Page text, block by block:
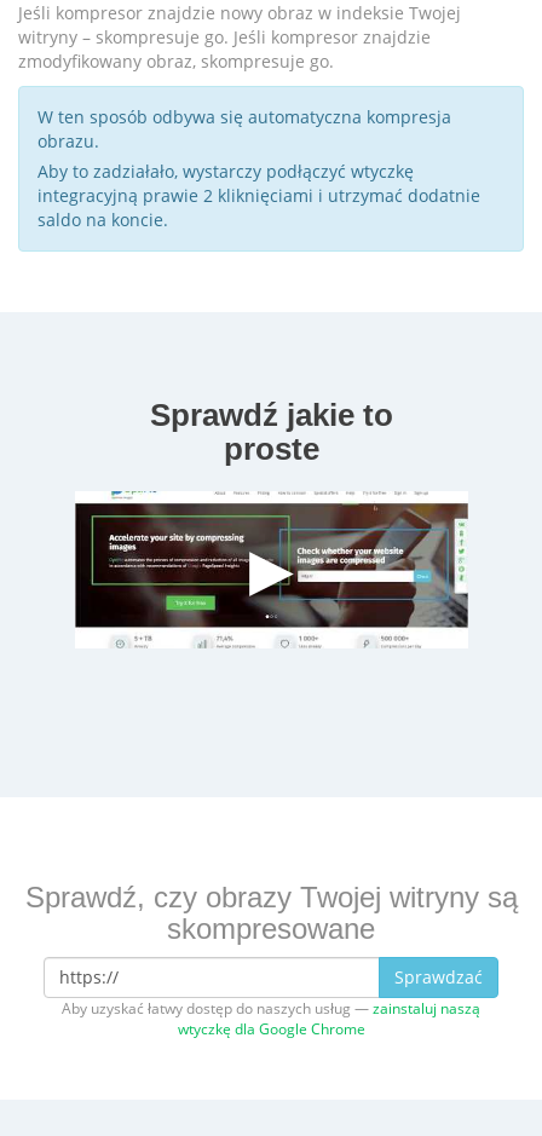
Jeśli kompresor znajdzie nowy obraz w indeksie Twojej
witryny – skompresuje go. Jeśli kompresor znajdzie
zmodyfikowany obraz, skompresuje go.
W ten sposób odbywa się automatyczna kompresja
obrazu.
Aby to zadziałało, wystarczy podłączyć wtyczkę
integracyjną prawie 2 kliknięciami i utrzymać dodatnie
saldo na koncie.
Sprawdź jakie to
proste
Sprawdź, czy obrazy Twojej witryny są
skompresowane
Sprawdzać
Aby uzyskać łatwy dostęp do naszych usług —zainstaluj naszą
wtyczkę dla Google Chrome